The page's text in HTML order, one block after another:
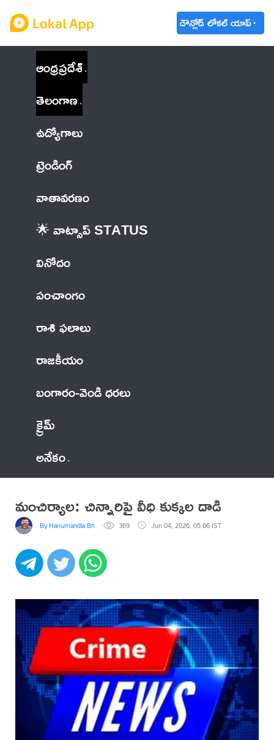
డౌన్లోడ్ లోకల్ యాప్
ఆంధ్రప్రదేశ్
తెలంగాణ
ఉద్యోగాలు
ట్రెండింగ్
వాతావరణం
🌟 వాట్సాప్ STATUS
వినోదం
పంచాంగం
రాశి ఫలాలు
రాజకీయం
బంగారం-వెండి ధరలు
క్రైమ్
అనేకం
మంచిర్యాల: చిన్నారిపై వీధి కుక్కల దాడి
By Hanumandla Bhadraiah 369 Jun 04, 2026, 05:06 IST